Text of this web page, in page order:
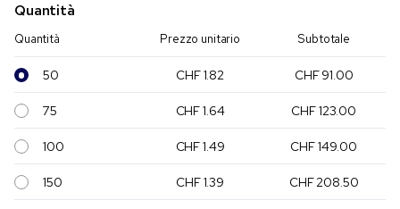
Quantità
Quantità Prezzo unitario Subtotale
50 CHF 1.82 CHF 91.00
75 CHF 1.64 CHF 123.00
100 CHF 1.49 CHF 149.00
150 CHF 1.39 CHF 208.50